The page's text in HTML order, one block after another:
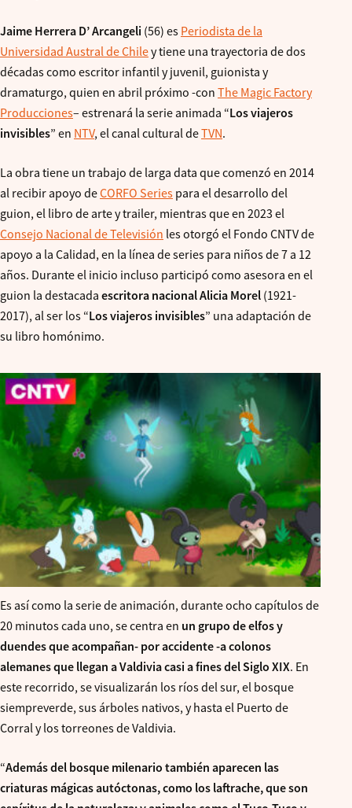
Jaime Herrera D’ Arcangeli (56) es Periodista de la
Universidad Austral de Chiley tiene una trayectoria de dos
décadas como escritor infantil y juvenil, guionista y
dramaturgo, quien en abril próximo -con The Magic Factory
Producciones– estrenará la serie animada “Los viajeros
invisibles” en NTV, el canal cultural deTVN.
La obra tiene un trabajo de larga data que comenzó en 2014
al recibir apoyo deCORFO Series para el desarrollo del
guion, el libro de arte y trailer, mientras que en 2023 el
Consejo Nacional de Televisión les otorgó el Fondo CNTV de
apoyo a la Calidad, en la línea de series para niños de 7 a 12
años. Durante el inicio incluso participó como asesora en el
guion la destacada escritora nacional Alicia Morel (1921-
2017), al ser los “Los viajeros invisibles” una adaptación de
su libro homónimo.
Es así como la serie de animación, durante ocho capítulos de
20 minutos cada uno, se centra en un grupo de elfos y
duendes que acompañan- por accidente -a colonos
alemanes que llegan a Valdivia casi a fines del Siglo XIX. En
este recorrido, se visualizarán los ríos del sur, el bosque
siempreverde, sus árboles nativos, y hasta el Puerto de
Corral y los torreones de Valdivia.
“Además del bosque milenario también aparecen las
criaturas mágicas autóctonas, como los laftrache, que son